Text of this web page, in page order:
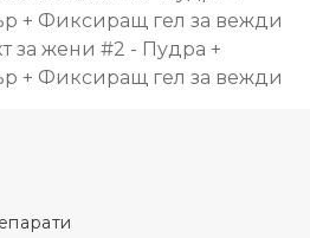
за жени #2 - Пудра +
+ Фиксиращ гел за вежди